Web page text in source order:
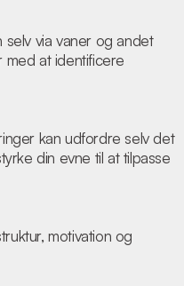
via vaner og andet
med at identificere
kan udfordre selv det
din evne til at tilpasse
motivation og